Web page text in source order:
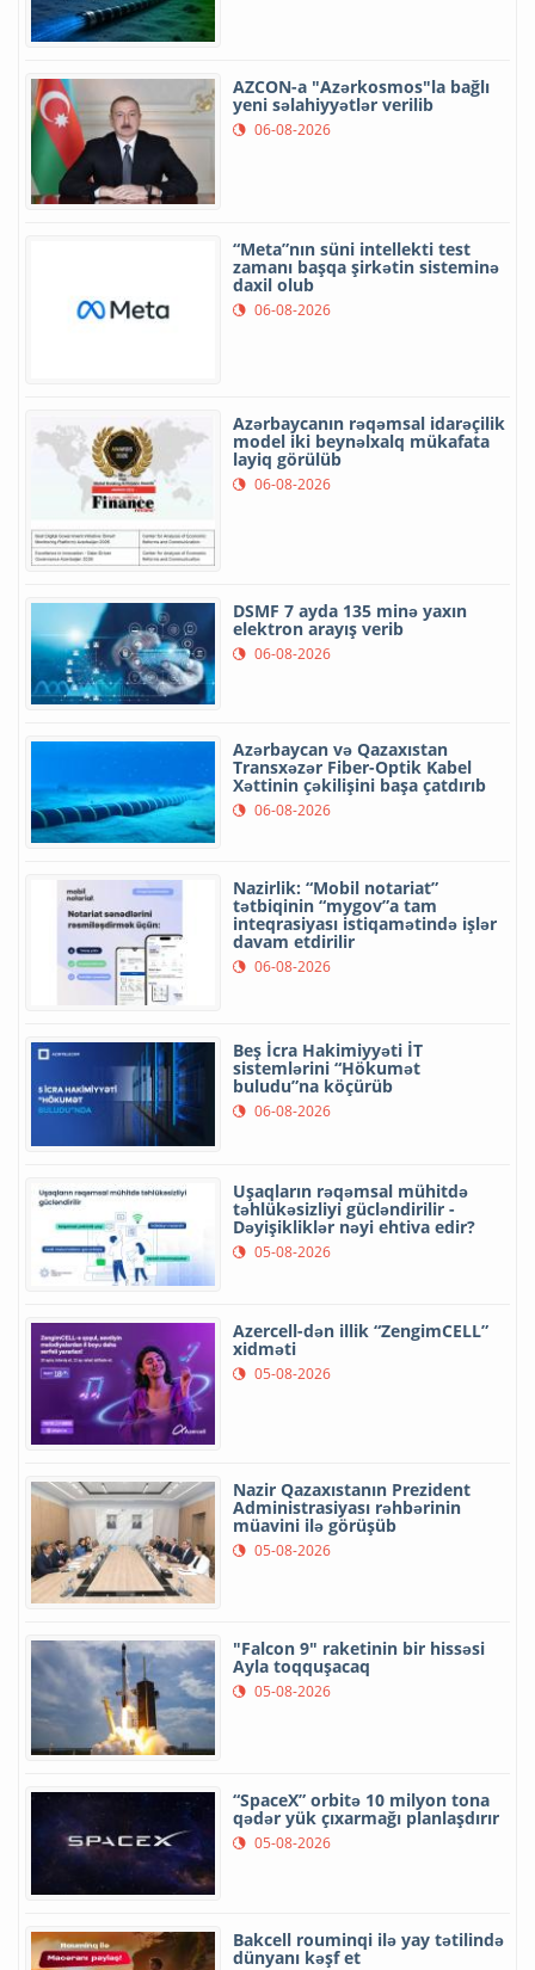
AZCON-a "Azərkosmos"la bağlı
yeni səlahiyyətlər verilib
06-08-2026
“Meta”nın süni intellekti test
zamanı başqa şirkətin sisteminə
daxil olub
06-08-2026
Azərbaycanın rəqəmsal idarəçilik
model iki beynəlxalq mükafata
layiq görülüb
06-08-2026
DSMF 7 ayda 135 minə yaxın
elektron arayış verib
06-08-2026
Azərbaycan və Qazaxıstan
Transxəzər Fiber-Optik Kabel
Xəttinin çəkilişini başa çatdırıb
06-08-2026
Nazirlik: “Mobil notariat”
tətbiqinin “mygov”a tam
inteqrasiyası istiqamətində işlər
davam etdirilir
06-08-2026
Beş İcra Hakimiyyəti İT
sistemlərini “Hökumət
buludu”na köçürüb
06-08-2026
Uşaqların rəqəmsal mühitdə
təhlükəsizliyi gücləndirilir -
Dəyişikliklər nəyi ehtiva edir?
05-08-2026
Azercell-dən illik “ZengimCELL”
xidməti
05-08-2026
Nazir Qazaxıstanın Prezident
Administrasiyası rəhbərinin
müavini ilə görüşüb
05-08-2026
"Falcon 9" raketinin bir hissəsi
Ayla toqquşacaq
05-08-2026
“SpaceX” orbitə 10 milyon tona
qədər yük çıxarmağı planlaşdırır
05-08-2026
Bakcell rouminqi ilə yay tətilində
dünyanı kəşf et